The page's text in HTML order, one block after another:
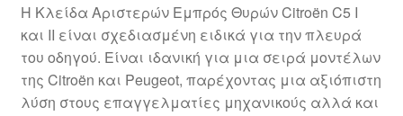
Η Κλείδα Αριστερών Εμπρός Θυρών Citroën C5 I
και II είναι σχεδιασμένη ειδικά για την πλευρά
του οδηγού. Είναι ιδανική για μια σειρά μοντέλων
της Citroën και Peugeot, παρέχοντας μια αξιόπιστη
λύση στους επαγγελματίες μηχανικούς αλλά και